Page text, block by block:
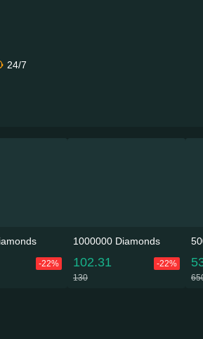
24/7
-22%
1000000 Diamonds
102.31
-22%
130